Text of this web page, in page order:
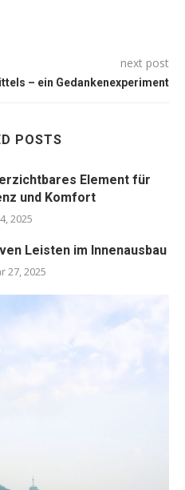
next post
– ein Gedankenexperiment
POSTS
Element für
und Komfort
2025
Leisten im Innenausbau
27, 2025